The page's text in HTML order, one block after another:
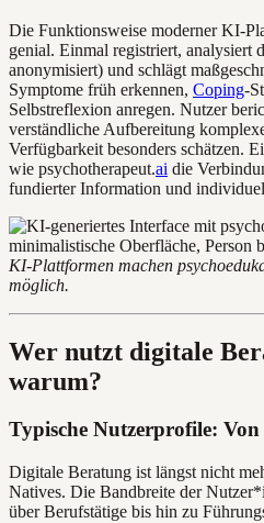
Die Funktionsweise moderner KI-
genial. Einmal registriert, analysiert
anonymisiert) und schlägt
Symptome früh erkennen, Coping-
Selbstreflexion anregen. Nutzer
verständliche Aufbereitung
Verfügbarkeit besonders schätzen.
wie psychotherapeut.ai die
fundierter Information und
KI-Plattformen machen
möglich.
Wer nutzt digitale
warum?
Typische Nutzerprofile:
Digitale Beratung ist längst nicht
Natives. Die Bandbreite der
über Berufstätige bis hin zu